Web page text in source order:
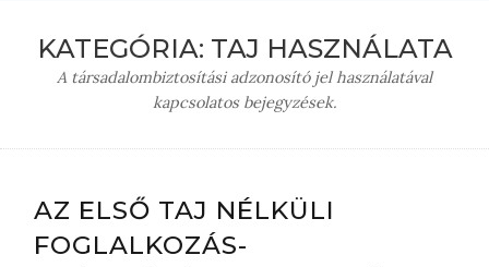
KATEGÓRIA: TAJ HASZNÁLATA
A társadalombiztosítási adzonosító jel használatával
kapcsolatos bejegyzések.
AZ ELSŐ TAJ NÉLKÜLI
FOGLALKOZÁS-